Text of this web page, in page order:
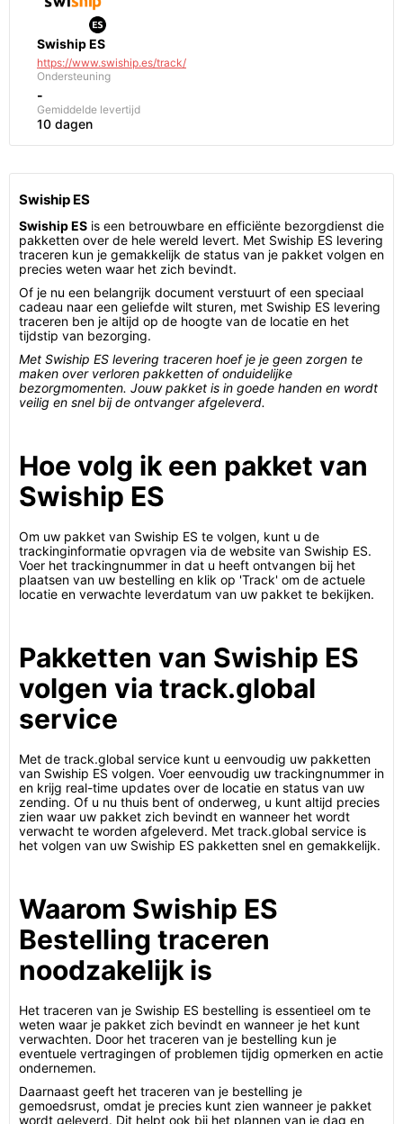
Swiship ES
https://www.swiship.es/track/
Ondersteuning
-
Gemiddelde levertijd
10 dagen
Swiship ES
Swiship ES is een betrouwbare en efficiënte bezorgdienst die
pakketten over de hele wereld levert. Met Swiship ES levering
traceren kun je gemakkelijk de status van je pakket volgen en
precies weten waar het zich bevindt.
Of je nu een belangrijk document verstuurt of een speciaal
cadeau naar een geliefde wilt sturen, met Swiship ES levering
traceren ben je altijd op de hoogte van de locatie en het
tijdstip van bezorging.
Met Swiship ES levering traceren hoef je je geen zorgen te
maken over verloren pakketten of onduidelijke
bezorgmomenten. Jouw pakket is in goede handen en wordt
veilig en snel bij de ontvanger afgeleverd.
Hoe volg ik een pakket van
Swiship ES
Om uw pakket van Swiship ES te volgen, kunt u de
trackinginformatie opvragen via de website van Swiship ES.
Voer het trackingnummer in dat u heeft ontvangen bij het
plaatsen van uw bestelling en klik op 'Track' om de actuele
locatie en verwachte leverdatum van uw pakket te bekijken.
Pakketten van Swiship ES
volgen via track.global
service
Met de track.global service kunt u eenvoudig uw pakketten
van Swiship ES volgen. Voer eenvoudig uw trackingnummer in
en krijg real-time updates over de locatie en status van uw
zending. Of u nu thuis bent of onderweg, u kunt altijd precies
zien waar uw pakket zich bevindt en wanneer het wordt
verwacht te worden afgeleverd. Met track.global service is
het volgen van uw Swiship ES pakketten snel en gemakkelijk.
Waarom Swiship ES
Bestelling traceren
noodzakelijk is
Het traceren van je Swiship ES bestelling is essentieel om te
weten waar je pakket zich bevindt en wanneer je het kunt
verwachten. Door het traceren van je bestelling kun je
eventuele vertragingen of problemen tijdig opmerken en actie
ondernemen.
Daarnaast geeft het traceren van je bestelling je
gemoedsrust, omdat je precies kunt zien wanneer je pakket
wordt geleverd. Dit helpt ook bij het plannen van je dag en